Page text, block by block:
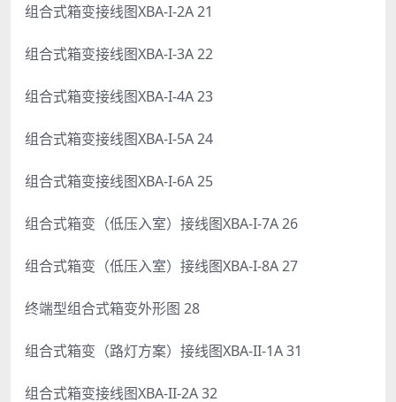
组合式箱变接线图XBA-I-2A 21
组合式箱变接线图XBA-I-3A 22
组合式箱变接线图XBA-I-4A 23
组合式箱变接线图XBA-I-5A 24
组合式箱变接线图XBA-I-6A 25
组合式箱变（低压入室）接线图XBA-I-7A 26
组合式箱变（低压入室）接线图XBA-I-8A 27
终端型组合式箱变外形图 28
组合式箱变（路灯方案）接线图XBA-II-1A 31
组合式箱变接线图XBA-II-2A 32